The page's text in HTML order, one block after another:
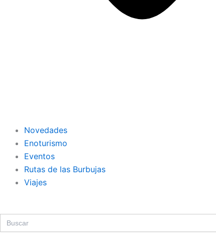
Novedades
Enoturismo
Eventos
Rutas de las Burbujas
Viajes
Search
for: